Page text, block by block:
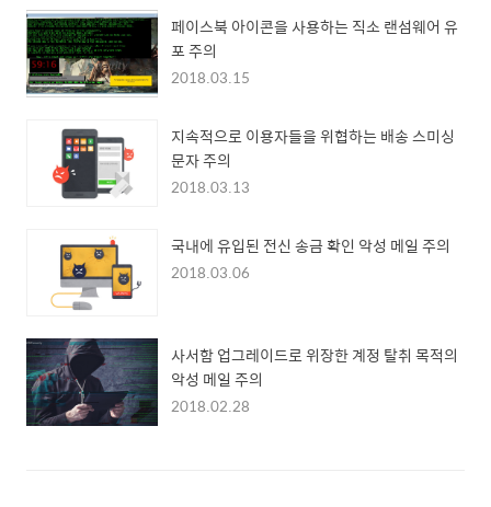
페이스북 아이콘을 사용하는 직소 랜섬웨어 유
포 주의
2018.03.15
지속적으로 이용자들을 위협하는 배송 스미싱
문자 주의
2018.03.13
국내에 유입된 전신 송금 확인 악성 메일 주의
2018.03.06
사서함 업그레이드로 위장한 계정 탈취 목적의
악성 메일 주의
2018.02.28